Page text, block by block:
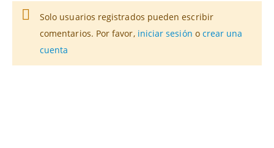
Solo usuarios registrados pueden escribir
comentarios. Por favor, iniciar sesión o crear una
cuenta